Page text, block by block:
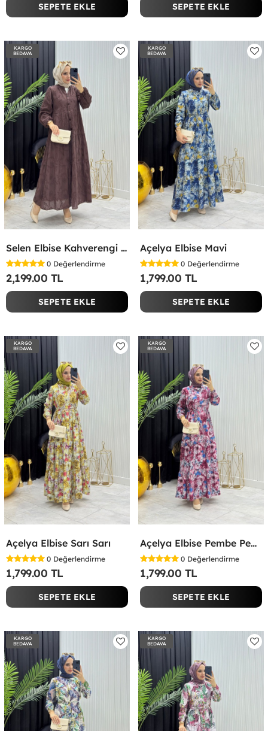
SEPETE EKLE SEPETE EKLE
KARGO
BEDAVA
Selen Elbise Kahverengi Kahverengi
0 Değerlendirme
2,199.00 TL
SEPETE EKLE
KARGO
BEDAVA
Açelya Elbise Mavi
0 Değerlendirme
1,799.00 TL
SEPETE EKLE
KARGO
BEDAVA
Açelya Elbise Sarı Sarı
0 Değerlendirme
1,799.00 TL
SEPETE EKLE
KARGO
BEDAVA
Açelya Elbise Pembe Pembe
0 Değerlendirme
1,799.00 TL
SEPETE EKLE
KARGO
BEDAVA
KARGO
BEDAVA